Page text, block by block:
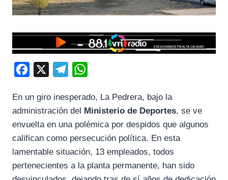
c
e
b
k
l
e
g
r
m
a
t
s
p
En un giro inesperado, La Pedrera, bajo la
administración del Ministerio de Deportes, se ve
envuelta en una polémica por despidos que algunos
califican como persecución política. En esta
lamentable situación, 13 empleados, todos
pertenecientes a la planta permanente, han sido